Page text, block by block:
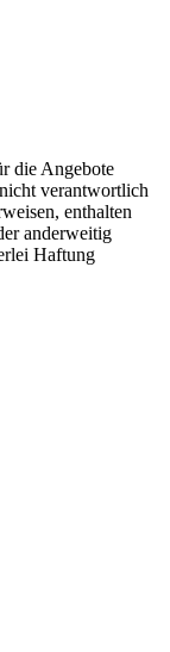
die Angebote
verantwortlich
enthalten
anderweitig
Haftung